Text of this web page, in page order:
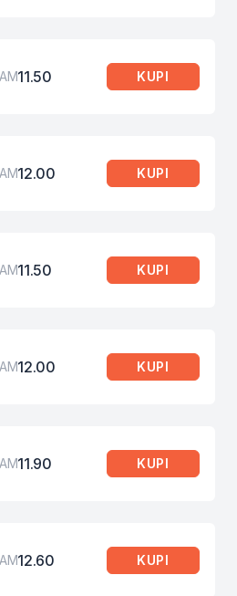
11.50 KUPI
12.00 KUPI
11.50 KUPI
12.00 KUPI
11.90 KUPI
12.60 KUPI